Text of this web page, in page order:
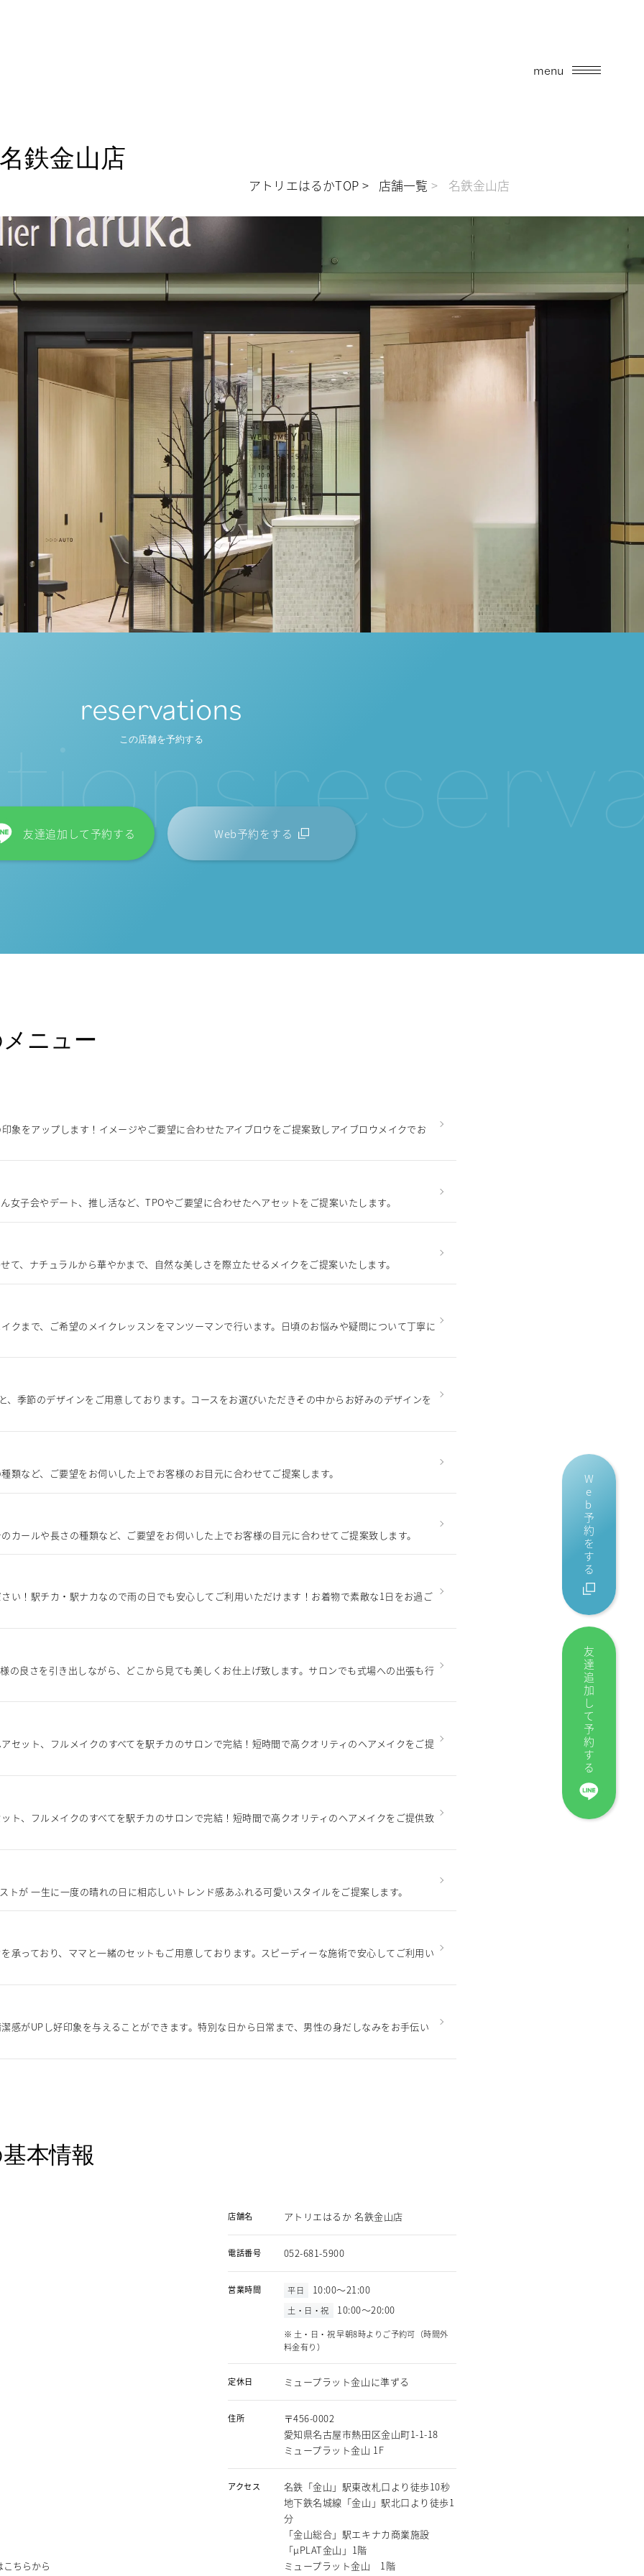
menu
鉄金山店
アトリエはるかTOP 店舗一覧 名鉄金山店
reservations
この店舗を予約する
友達追加して予約する Web予約をする
ionsres
ニュー
象をアップします！イメージやご要望に合わせたアイブロウをご提案致しアイブロウメイクでお
女子会やデート、推し活など、TPOやご要望に合わせたヘアセットをご提案いたします。
て、ナチュラルから華やかまで、自然な美しさを際立たせるメイクをご提案いたします。
クまで、ご希望のメイクレッスンをマンツーマンで行います。日頃のお悩みや疑問について丁寧に
、季節のデザインをご用意しております。コースをお選びいただきその中からお好みのデザインを
類など、ご要望をお伺いした上でお客様のお目元に合わせてご提案します。
カールや長さの種類など、ご要望をお伺いした上でお客様の目元に合わせてご提案致します。
い！駅チカ・駅ナカなので雨の日でも安心してご利用いただけます！お着物で素敵な1日をお過ご
の良さを引き出しながら、どこから見ても美しくお仕上げ致します。サロンでも式場への出張も行
セット、フルメイクのすべてを駅チカのサロンで完結！短時間で高クオリティのヘアメイクをご提
ト、フルメイクのすべてを駅チカのサロンで完結！短時間で高クオリティのヘアメイクをご提供致
トが 一生に一度の晴れの日に相応しいトレンド感あふれる可愛いスタイルをご提案します。
承っており、ママと一緒のセットもご用意しております。スピーディーな施術で安心してご利用い
感がUPし好印象を与えることができます。特別な日から日常まで、男性の身だしなみをお手伝い
本情報
店舗名 アトリエはるか 名鉄金山店
電話番号 052-681-5900
営業時間 平日 10:00～21:00
土・日・祝 10:00～20:00
※ 土・日・祝 早朝8時よりご予約可（時間外
料金有り）
定休日 ミュープラット金山に準ずる
住所
〒456-0002
愛知県名古屋市熱田区金山町1-1-18
ミュープラット金山 1F
アクセス
名鉄「金山」駅東改札口より徒歩10秒
地下鉄名城線「金山」駅北口より徒歩1
分
「金山総合」駅エキナカ商業施設
「μPLAT金山」1階
ミュープラット金山 1階
こちらから
友達追加して予約する
Web予約をする